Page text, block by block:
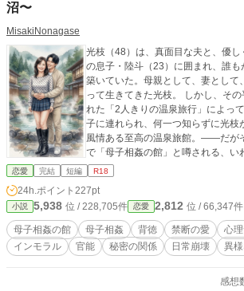
沼〜
MisakiNonagase
光枝（48）は、真面目な夫と、優
の息子・陸斗（23）に囲まれ、誰
築いていた。母親として、妻として
って生きてきた光枝。 しかし、その平穏は、陸斗から提案さ
れた「2人きりの温泉旅行」によって
子に連れられ、何一つ知らずに光枝
風情ある至高の温泉旅館。――だが
で「母子相姦の館」と噂される、い
向きは普通の旅館でありながら、裏
の、背徳の巣窟。 何も知らない光枝は、宿の濃厚な空気と、
時折息子が見せる冷徹なまでに激し
ながらも、必死に「母親」であり続
恋愛 完結 短編 R18
24h.ポイント 227pt
小説 5,938 位 / 228,705件 恋愛 2,812 位 / 66,347件
母子相姦の館 母子相姦 背徳 禁断の愛
心
インモラル
官能 秘密の関係 日常崩壊 異
感想